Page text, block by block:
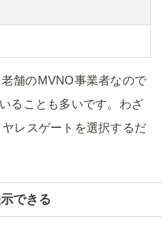
舗のMVNO事業者なので
ることも多いです。わざ
レスゲートを選択するだ
できる